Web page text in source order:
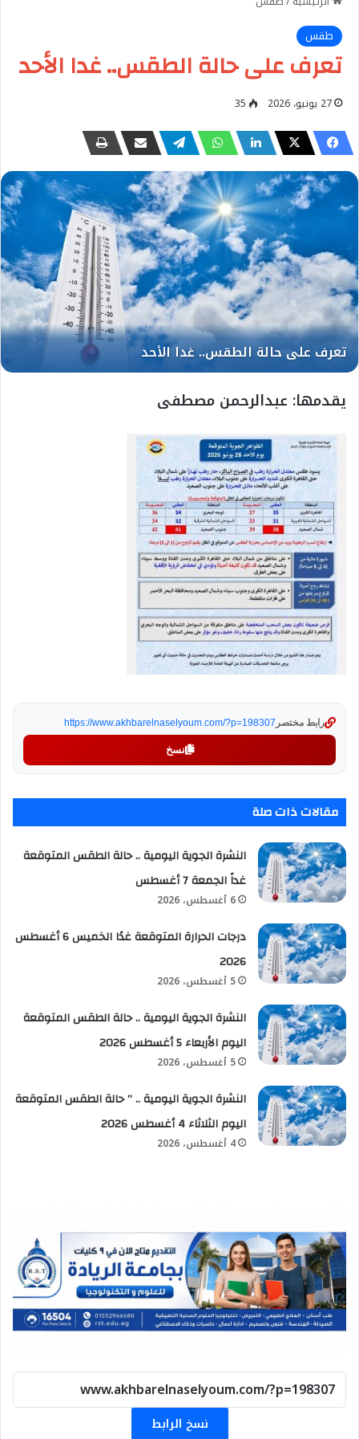
طقس
تعرف على حالة الطقس.. غدا الأحد
27 يونيو، 2026 35
يقدمها: عبدالرحمن مصطفى
رابط مختصر https://www.akhbarelnaselyoum.com/?p=198307
نسخ
مقالات ذات صلة
النشرة الجوية اليومية .. حالة الطقس المتوقعة
غداً الجمعة 7 أغسطس
6 أغسطس، 2026
درجات الحرارة المتوقعة غدًا الخميس 6 أغسطس
2026
5 أغسطس، 2026
النشرة الجوية اليومية .. حالة الطقس المتوقعة
اليوم الأربعاء 5 أغسطس 2026
5 أغسطس، 2026
النشرة الجوية اليومية .. ” حالة الطقس المتوقعة
اليوم الثلاثاء 4 أغسطس 2026
4 أغسطس، 2026
نسخ الرابط